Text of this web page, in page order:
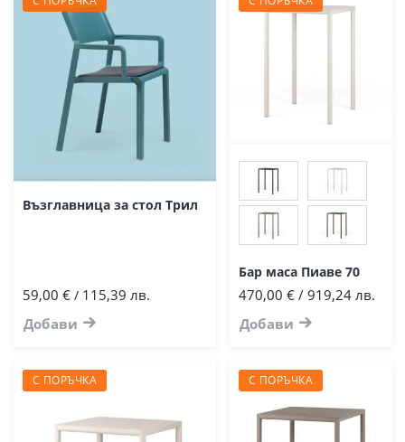
Възглавница за стол Трил
59,00 € / 115,39 лв.
Добави
Бар маса Пиаве 70
470,00 € / 919,24 лв.
Добави
С ПОРЪЧКА С ПОРЪЧКА